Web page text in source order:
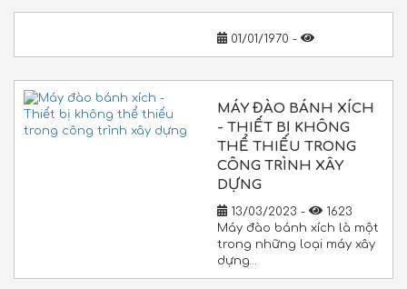
01/01/1970 -
MÁY ĐÀO BÁNH XÍCH
- THIẾT BỊ KHÔNG
THỂ THIẾU TRONG
CÔNG TRÌNH XÂY
DỰNG
13/03/2023 -
1623
Máy đào bánh xích là một
trong những loại máy xây
dựng…